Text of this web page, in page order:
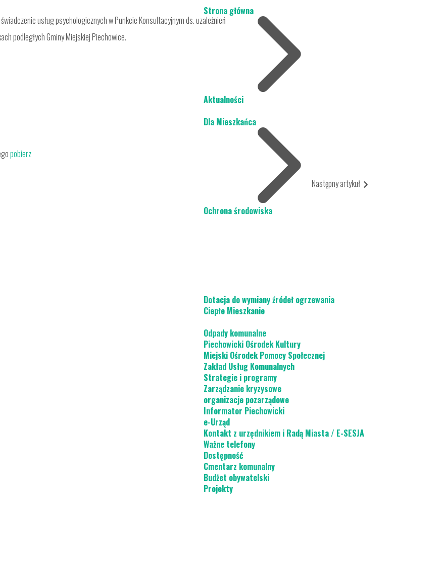
Strona główna
Aktualności
Dla Mieszkańca
Ochrona środowiska
Dotacja do wymiany źródeł ogrzewania
Ciepłe Mieszkanie
Odpady komunalne
Piechowicki Ośrodek Kultury
Miejski Ośrodek Pomocy Społecznej
Zakład Usług Komunalnych
Strategie i programy
Zarządzanie kryzysowe
organizacje pozarządowe
Informator Piechowicki
e-Urząd
Kontakt z urzędnikiem i Radą Miasta / E-SESJA
Ważne telefony
Dostępność
Cmentarz komunalny
Budżet obywatelski
Projekty
usług psychologicznych w Punkcie Konsultacyjnym ds. uzależnień
podległych Gminy Miejskiej Piechowice.
pobierz
Następny artykuł